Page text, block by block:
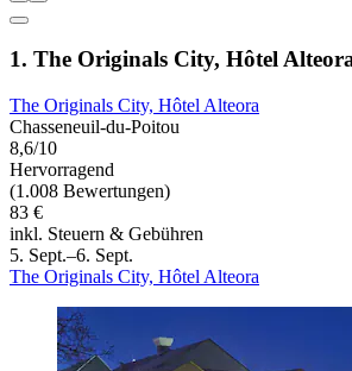
1. The Originals City, Hôtel
The Originals City, Hôtel Alteora
Chasseneuil-du-Poitou
8,6/10
Hervorragend
(1.008 Bewertungen)
83 €
inkl. Steuern & Gebühren
5. Sept.–6. Sept.
The Originals City, Hôtel Alteora